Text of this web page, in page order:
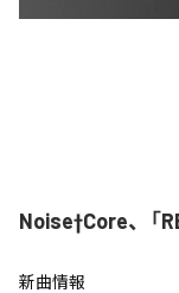
Noise†Core、「
新曲情報